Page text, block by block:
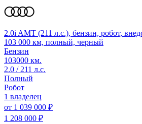
2.0i AMT (211 л.с.), бензин, робот,
103 000 км, полный, черный
Бензин
103000 км.
2.0 / 211 л.с.
Полный
Робот
1 владелец
от 1 039 000 ₽
1 208 000 ₽